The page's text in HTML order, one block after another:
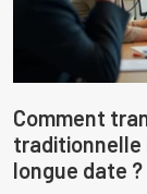
Comment
traditionnelle
longue date ?